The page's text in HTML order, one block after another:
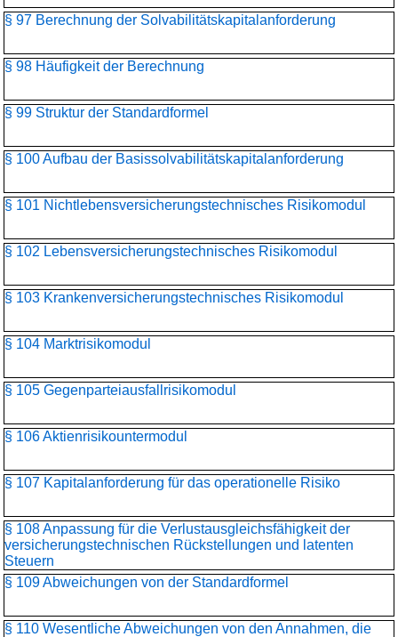
§ 97 Berechnung der Solvabilitätskapitalanforderung
§ 98 Häufigkeit der Berechnung
§ 99 Struktur der Standardformel
§ 100 Aufbau der Basissolvabilitätskapital­anforderung
§ 101 Nichtlebensversicherungs­technisches Risikomodul
§ 102 Lebensversicherungs­technisches Risikomodul
§ 103 Krankenversicherungs­technisches Risikomodul
§ 104 Marktrisikomodul
§ 105 Gegenparteiausfallrisikomodul
§ 106 Aktienrisikountermodul
§ 107 Kapitalanforderung für das operationelle Risiko
§ 108 Anpassung für die Verlustausgleichsfähigkeit der
versicherungstechnischen Rückstellungen und latenten
Steuern
§ 109 Abweichungen von der Standardformel
§ 110 Wesentliche Abweichungen von den Annahmen, die